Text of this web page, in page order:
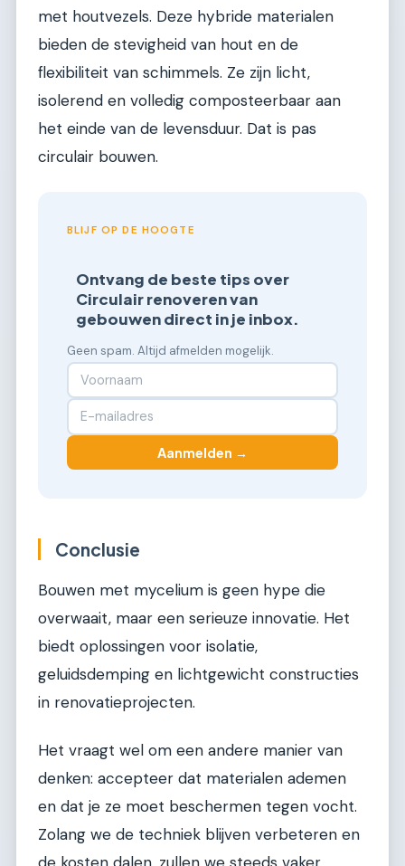
met houtvezels. Deze hybride materialen
bieden de stevigheid van hout en de
flexibiliteit van schimmels. Ze zijn licht,
isolerend en volledig composteerbaar aan
het einde van de levensduur. Dat is pas
circulair bouwen.
BLIJF OP DE HOOGTE
Ontvang de beste tips over
Circulair renoveren van
gebouwen direct in je inbox.
Geen spam. Altijd afmelden mogelijk.
Aanmelden →
Conclusie
Bouwen met mycelium is geen hype die
overwaait, maar een serieuze innovatie. Het
biedt oplossingen voor isolatie,
geluidsdemping en lichtgewicht constructies
in renovatieprojecten.
Het vraagt wel om een andere manier van
denken: accepteer dat materialen ademen
en dat je ze moet beschermen tegen vocht.
Zolang we de techniek blijven verbeteren en